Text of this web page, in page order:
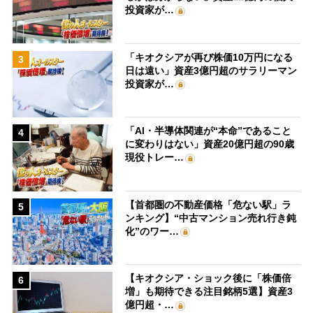
投資家が…
3
「キオクシアが再び株価10万円になる
日は遠い」資産3億円超のサラリーマン
投資家が…
4
「AI・半導体関連が“本命”であること
に変わりはない」資産20億円超の90歳
現役トレー…
5
【首都圏の不動産価格「危ない駅」ラ
ンキング】“中古マンション売れ行き鈍
化”のワー…
6
【キオクシア・ショック後に「株価倍
増」も期待できる注目銘柄5選】資産3
億円超・…